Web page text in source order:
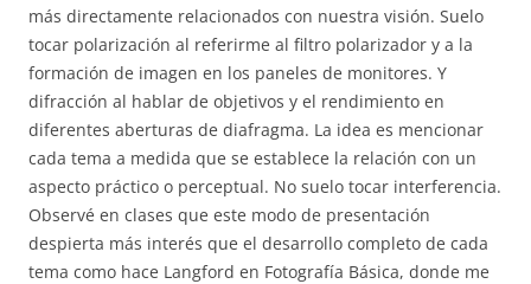
más directamente relacionados con nuestra visión. Suelo
tocar polarización al referirme al filtro polarizador y a la
formación de imagen en los paneles de monitores. Y
difracción al hablar de objetivos y el rendimiento en
diferentes aberturas de diafragma. La idea es mencionar
cada tema a medida que se establece la relación con un
aspecto práctico o perceptual. No suelo tocar interferencia.
Observé en clases que este modo de presentación
despierta más interés que el desarrollo completo de cada
tema como hace Langford en Fotografía Básica, donde me